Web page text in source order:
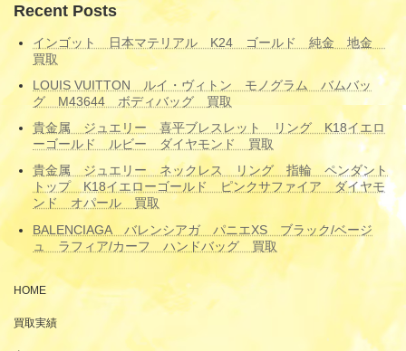
Recent Posts
インゴット 日本マテリアル K24 ゴールド 純金 地金
買取
LOUIS VUITTON ルイ・ヴィトン モノグラム バムバッ
グ M43644 ボディバッグ 買取
貴金属 ジュエリー 喜平ブレスレット リング K18イエロ
ーゴールド ルビー ダイヤモンド 買取
貴金属 ジュエリー ネックレス リング 指輪 ペンダント
トップ K18イエローゴールド ピンクサファイア ダイヤモ
ンド オパール 買取
BALENCIAGA バレンシアガ パニエXS ブラック/ベージ
ュ ラフィア/カーフ ハンドバッグ 買取
HOME
買取実績